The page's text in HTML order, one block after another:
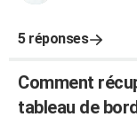
5 réponses
Comment
tableau de